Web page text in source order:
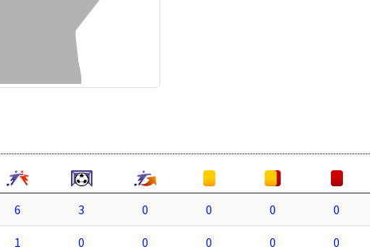
6 3 0 0 0 0
1 0 0 0 0 0